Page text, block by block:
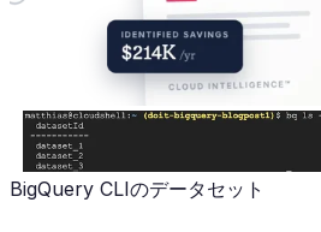
BigQuery CLIのデータセット